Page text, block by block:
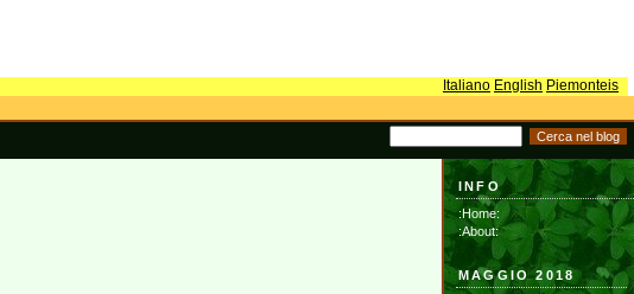
Italiano English Piemonteis
INFO
:Home:
:About:
MAGGIO 2018